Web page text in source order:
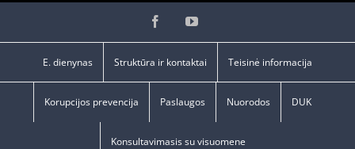
FacebookYouTube
E. dienynas Struktūra ir kontaktai Teisinė informacija
Korupcijos prevencija Paslaugos Nuorodos DUK
Konsultavimasis su visuomene